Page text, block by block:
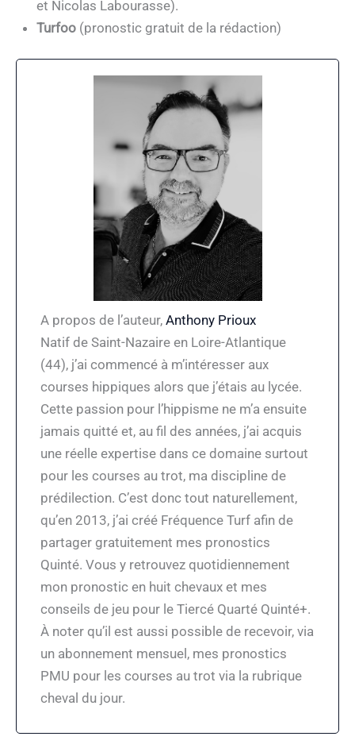
et Nicolas Labourasse).
Turfoo(pronostic gratuit de la rédaction)
A propos de l’auteur, Anthony Prioux
Natif de Saint-Nazaire en Loire-Atlantique
(44), j’ai commencé à m’intéresser aux
courses hippiques alors que j’étais au lycée.
Cette passion pour l’hippisme ne m’a ensuite
jamais quitté et, au fil des années, j’ai acquis
une réelle expertise dans ce domaine surtout
pour les courses au trot, ma discipline de
prédilection. C’est donc tout naturellement,
qu’en 2013, j’ai créé Fréquence Turf afin de
partager gratuitement mes pronostics
Quinté. Vous y retrouvez quotidiennement
mon pronostic en huit chevaux et mes
conseils de jeu pour le Tiercé Quarté Quinté+.
À noter qu’il est aussi possible de recevoir, via
un abonnement mensuel, mes pronostics
PMU pour les courses au trot via la rubrique
cheval du jour.